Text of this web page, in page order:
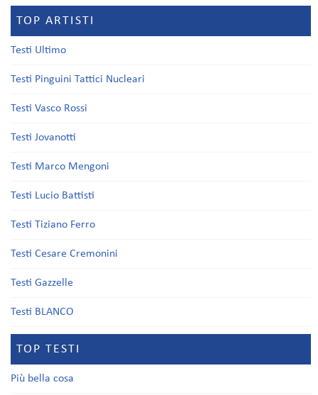
TOP ARTISTI
Testi Ultimo
Testi Pinguini Tattici Nucleari
Testi Vasco Rossi
Testi Jovanotti
Testi Marco Mengoni
Testi Lucio Battisti
Testi Tiziano Ferro
Testi Cesare Cremonini
Testi Gazzelle
Testi BLANCO
TOP TESTI
Più bella cosa